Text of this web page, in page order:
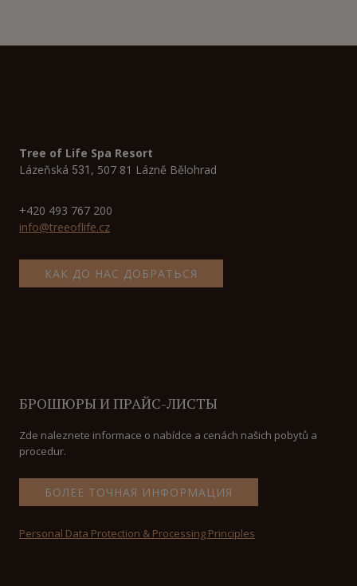
Tree of Life Spa Resort
Lázeňská 531 , 507 81 Lázně Bělohrad
+420 493 767 200
info@treeoflife.cz
КАК ДО НАС ДОБРАТЬСЯ
БРОШЮРЫ И ПРАЙС-ЛИСТЫ
Zde naleznete informace o nabídce a cenách našich pobytů a
procedur.
БОЛЕЕ ТОЧНАЯ ИНФОРМАЦИЯ
Personal Data Protection & Processing Principles